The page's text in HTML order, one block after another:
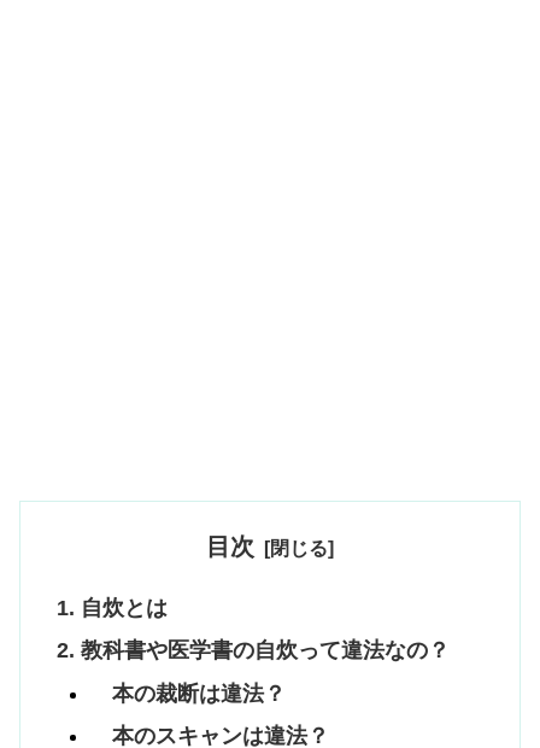
目次
自炊とは
教科書や医学書の自炊って違法なの？
本の裁断は違法？
本のスキャンは違法？